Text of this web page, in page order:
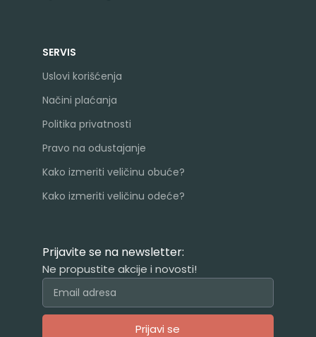
SERVIS
Uslovi korišćenja
Načini plaćanja
Politika privatnosti
Pravo na odustajanje
Kako izmeriti veličinu obuće?
Kako izmeriti veličinu odeće?
Prijavite se na newsletter:
Ne propustite akcije i novosti!
Prijavi se